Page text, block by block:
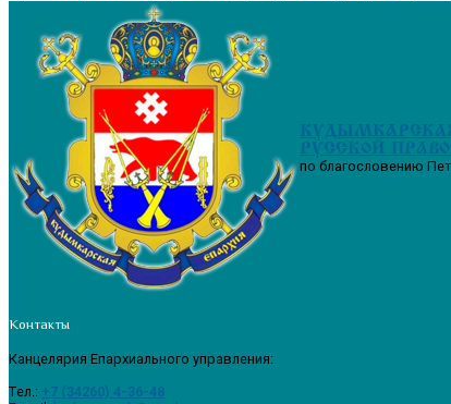
РУССКОЙ
по благословению
Контакты
Канцелярия Епархиального управления:
Tел.: +7 (34260) 4-36-48